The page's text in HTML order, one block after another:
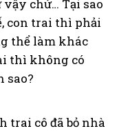
chứ… Tại sao
con trai thì phải
thể làm khác
thì không có
sao?
trai cô đã bỏ nhà